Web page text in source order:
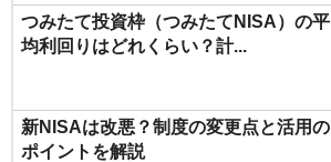
つみたて投資枠（つみたてNISA）の平
均利回りはどれくらい？計...
新NISAは改悪？制度の変更点と活用の
ポイントを解説